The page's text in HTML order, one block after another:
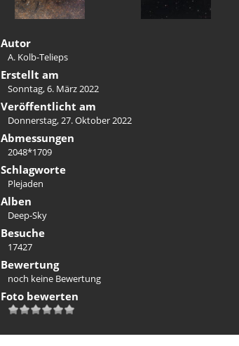
Autor
A. Kolb-Telieps
Erstellt am
Sonntag, 6. März 2022
Veröffentlicht am
Donnerstag, 27. Oktober 2022
Abmessungen
2048*1709
Schlagworte
Plejaden
Alben
Deep-Sky
Besuche
17427
Bewertung
noch keine Bewertung
Foto bewerten